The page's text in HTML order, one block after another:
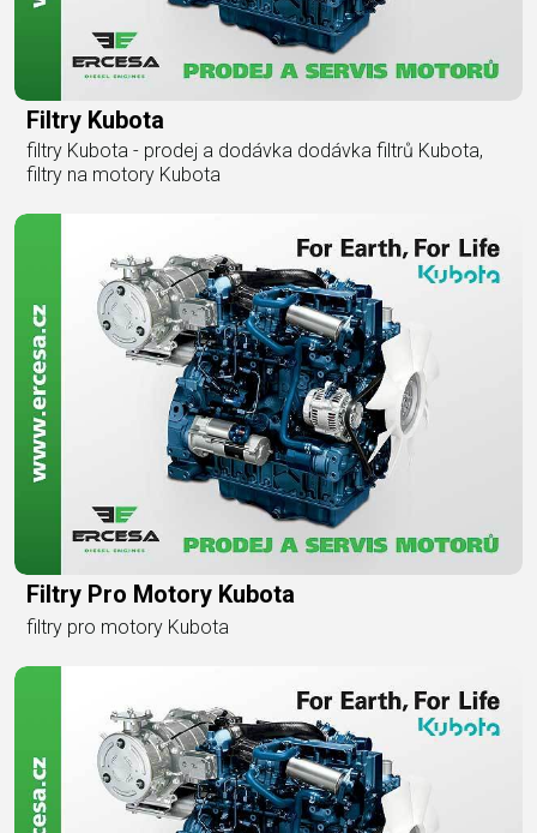
Filtry Kubota
filtry Kubota - prodej a dodávka dodávka filtrů Kubota,
filtry na motory Kubota
Filtry Pro Motory Kubota
filtry pro motory Kubota